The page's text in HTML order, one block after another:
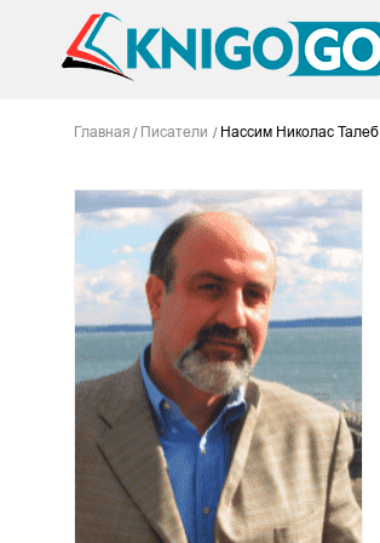
Главная Писатели Нассим Николас Талеб